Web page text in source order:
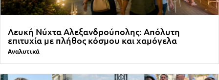
Λευκή Νύχτα Αλεξανδρούπολης: Απόλυτη
επιτυχία με πλήθος κόσμου και χαμόγελα
Αναλυτικά